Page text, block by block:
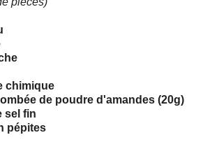
chimique
de poudre d'amandes (20g)
sel fin
pépites